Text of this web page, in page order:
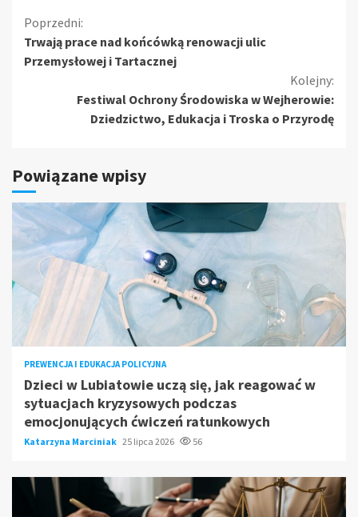
Kontynuuj
czytanie
Poprzedni:
Trwają prace nad końcówką renowacji ulic
Przemysłowej i Tartacznej
Kolejny:
Festiwal Ochrony Środowiska w Wejherowie:
Dziedzictwo, Edukacja i Troska o Przyrodę
Powiązane wpisy
PREWENCJA I EDUKACJA POLICYJNA
Dzieci w Lubiatowie uczą się, jak reagować w
sytuacjach kryzysowych podczas
emocjonujących ćwiczeń ratunkowych
Katarzyna Marciniak 25 lipca 2026 56